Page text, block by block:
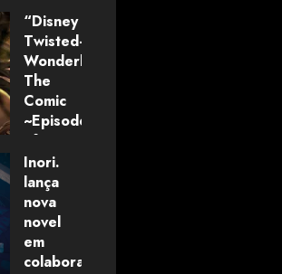
“Disney
Twisted-
Wonderland:
The
Comic
~Episode
of
Savanaclaw~”
anunciado
pela
Universo
dos
Livros
Inori.
lança
nova
novel
em
colaboração